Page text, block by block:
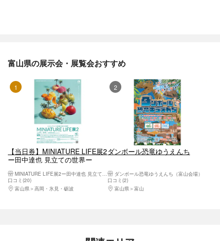
富山県の展示会・展覧会おすすめ
【当日券】MINIATURE LIFE展2
ー田中達也 見立ての世界ー
MINIATURE LIFE展2ー田中達也 見立ての世界ー（氷見市芸術文化館）
口コミ(20)
富山県
高岡・氷見・砺波
2位
ダンボール恐竜ゆうえんち
ダンボール恐竜ゆうえんち（富山会場）
口コミ(2)
富山県
富山